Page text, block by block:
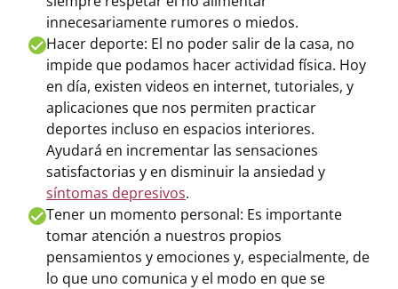
innecesariamente rumores o miedos.
Hacer deporte: El no poder salir de la casa, no
impide que podamos hacer actividad física. Hoy
en día, existen videos en internet, tutoriales, y
aplicaciones que nos permiten practicar
deportes incluso en espacios interiores.
Ayudará en incrementar las sensaciones
satisfactorias y en disminuir la ansiedad y
síntomas depresivos.
Tener un momento personal: Es importante
tomar atención a nuestros propios
pensamientos y emociones y, especialmente, de
lo que uno comunica y el modo en que se